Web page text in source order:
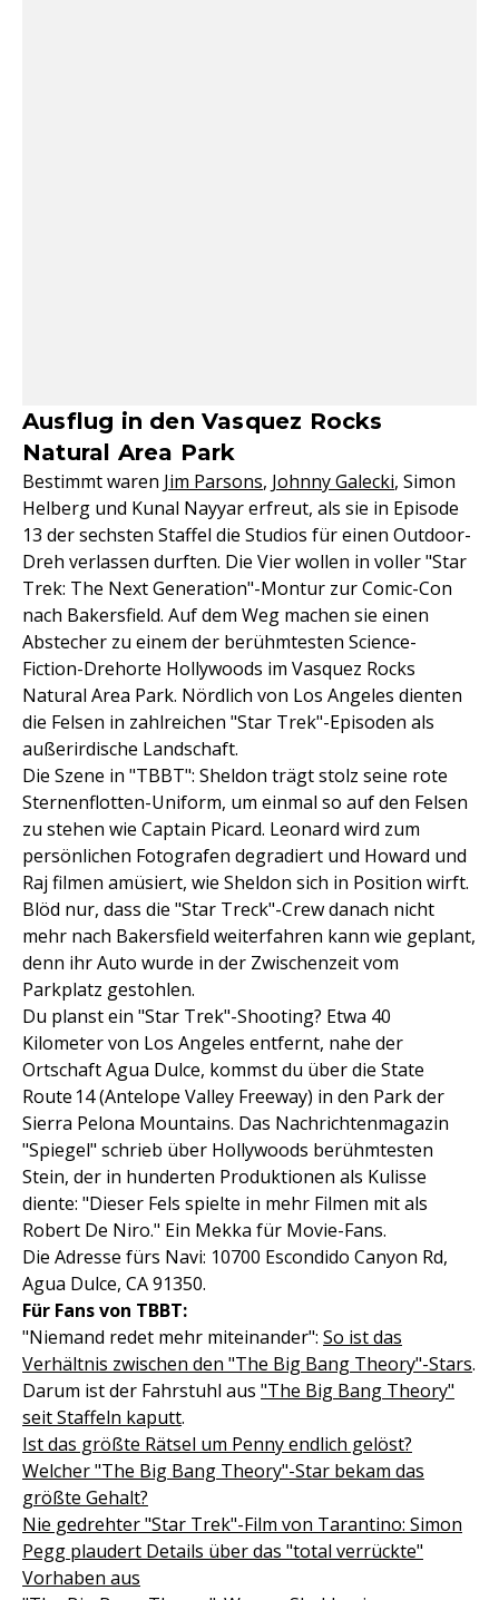
Ausflug in den Vasquez Rocks
Natural Area Park
Bestimmt waren Jim Parsons, Johnny Galecki, Simon
Helberg und Kunal Nayyar erfreut, als sie in Episode
13 der sechsten Staffel die Studios für einen Outdoor-
Dreh verlassen durften. Die Vier wollen in voller "Star
Trek: The Next Generation"-Montur zur Comic-Con
nach Bakersfield. Auf dem Weg machen sie einen
Abstecher zu einem der berühmtesten Science-
Fiction-Drehorte Hollywoods im Vasquez Rocks
Natural Area Park. Nördlich von Los Angeles dienten
die Felsen in zahlreichen "Star Trek"-Episoden als
außerirdische Landschaft.
Die Szene in "TBBT": Sheldon trägt stolz seine rote
Sternenflotten-Uniform, um einmal so auf den Felsen
zu stehen wie Captain Picard. Leonard wird zum
persönlichen Fotografen degradiert und Howard und
Raj filmen amüsiert, wie Sheldon sich in Position wirft.
Blöd nur, dass die "Star Treck"-Crew danach nicht
mehr nach Bakersfield weiterfahren kann wie geplant,
denn ihr Auto wurde in der Zwischenzeit vom
Parkplatz gestohlen.
Du planst ein "Star Trek"-Shooting? Etwa 40
Kilometer von Los Angeles entfernt, nahe der
Ortschaft Agua Dulce, kommst du über die State
Route 14 (Antelope Valley Freeway) in den Park der
Sierra Pelona Mountains. Das Nachrichtenmagazin
"Spiegel" schrieb über Hollywoods berühmtesten
Stein, der in hunderten Produktionen als Kulisse
diente: "Dieser Fels spielte in mehr Filmen mit als
Robert De Niro." Ein Mekka für Movie-Fans.
Die Adresse fürs Navi: 10700 Escondido Canyon Rd,
Agua Dulce, CA 91350.
Für Fans von TBBT:
"Niemand redet mehr miteinander": So ist das
Verhältnis zwischen den "The Big Bang Theory"-Stars.
Darum ist der Fahrstuhl aus "The Big Bang Theory"
seit Staffeln kaputt.
Ist das größte Rätsel um Penny endlich gelöst?
Welcher "The Big Bang Theory"-Star bekam das
größte Gehalt?
Nie gedrehter "Star Trek"-Film von Tarantino: Simon
Pegg plaudert Details über das "total verrückte"
Vorhaben aus